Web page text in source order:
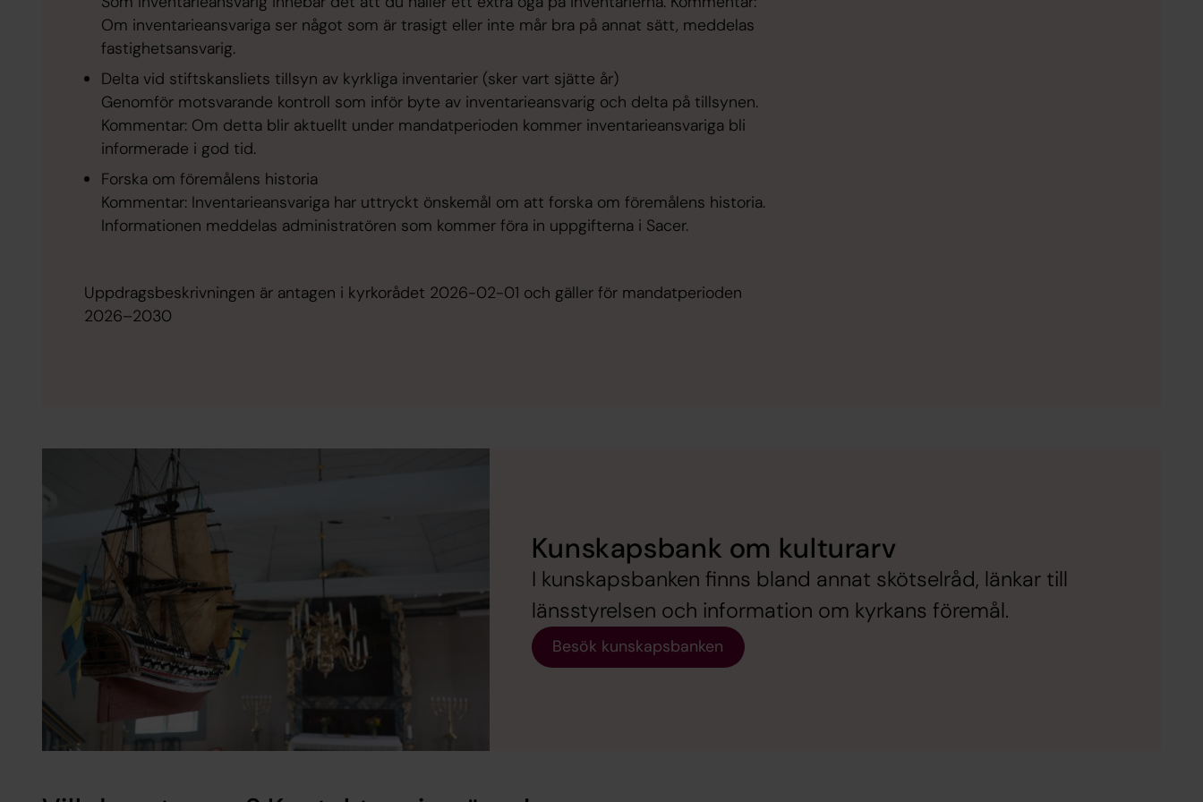
Om inventarieansvariga ser något som är trasigt eller inte mår bra på annat sätt, meddelas
fastighetsansvarig.
Delta vid stiftskansliets tillsyn av kyrkliga inventarier (sker vart sjätte år)
Genomför motsvarande kontroll som inför byte av inventarieansvarig och delta på tillsynen.
Kommentar: Om detta blir aktuellt under mandatperioden kommer inventarieansvariga bli
informerade i god tid.
Forska om föremålens historia
Kommentar: Inventarieansvariga har uttryckt önskemål om att forska om föremålens historia.
Informationen meddelas administratören som kommer föra in uppgifterna i Sacer.
Uppdragsbeskrivningen är antagen i kyrkorådet 2026-02-01 och gäller för mandatperioden
2026–2030
Kunskapsbank om kulturarv
I kunskapsbanken finns bland annat skötselråd, länkar till
länsstyrelsen och information om kyrkans föremål.
Besök kunskapsbanken